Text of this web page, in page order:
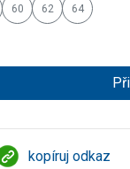
60 62 64
kopíruj odkaz